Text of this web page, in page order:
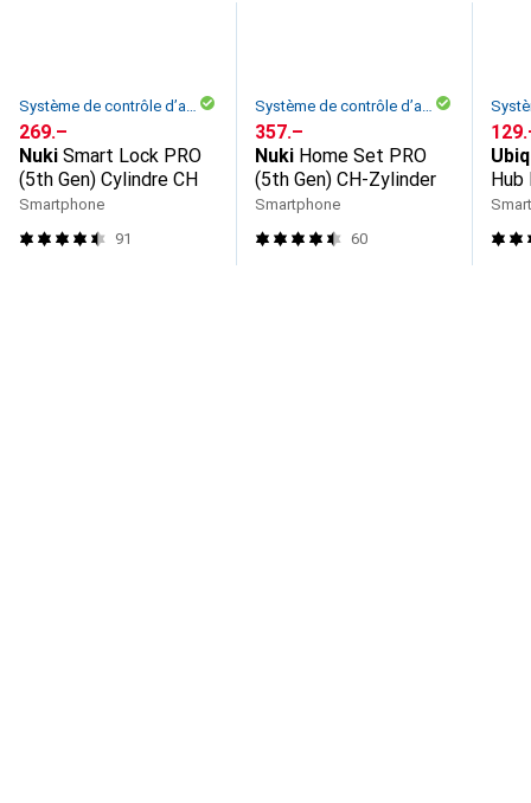
Système de contrôle d’accès
CHF
269.–
Nuki Smart Lock PRO
(5th Gen) Cylindre CH
Smartphone
91
Système de contrôle d’accès
CHF
357.–
Nuki Home Set PRO
(5th Gen) CH-Zylinder
Smartphone
60
CHF
Hub